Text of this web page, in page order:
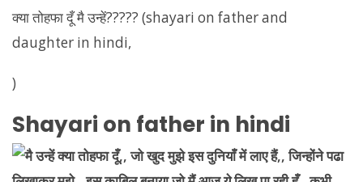
क्या तोहफा दूँ मै उन्हें????? (shayari on father and
daughter in hindi,
)
Shayari on father in hindi